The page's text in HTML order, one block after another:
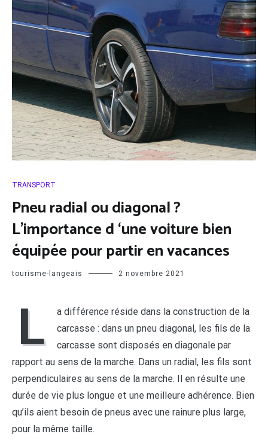
TRANSPORT
Pneu radial ou diagonal ?
L’importance d ‘une voiture bien
équipée pour partir en vacances
tourisme-langeais 2 novembre 2021
L
a différence réside dans la construction de la
carcasse : dans un pneu diagonal, les fils de la
carcasse sont disposés en diagonale par
rapport au sens de la marche. Dans un radial, les fils sont
perpendiculaires au sens de la marche. Il en résulte une
durée de vie plus longue et une meilleure adhérence. Bien
qu’ils aient besoin de pneus avec une rainure plus large,
pour la même taille.